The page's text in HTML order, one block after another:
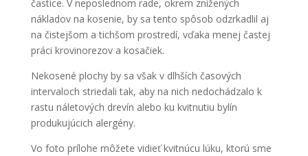
častice. V neposlednom rade, okrem znížených
nákladov na kosenie, by sa tento spôsob odzrkadlil aj
na čistejšom a tichšom prostredí, vďaka menej častej
práci krovinorezov a kosačiek.
Nekosené plochy by sa však v dlhších časových
intervaloch striedali tak, aby na nich nedochádzalo k
rastu náletových drevín alebo ku kvitnutiu bylín
produkujúcich alergény.
Vo foto prílohe môžete vidieť kvitnúcu lúku, ktorú sme